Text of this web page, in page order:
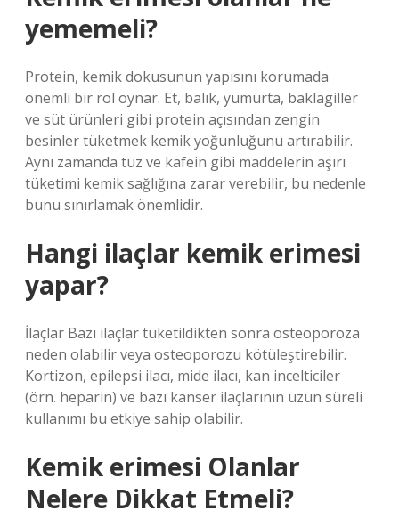
yememeli?
Protein, kemik dokusunun yapısını korumada
önemli bir rol oynar. Et, balık, yumurta, baklagiller
ve süt ürünleri gibi protein açısından zengin
besinler tüketmek kemik yoğunluğunu artırabilir.
Aynı zamanda tuz ve kafein gibi maddelerin aşırı
tüketimi kemik sağlığına zarar verebilir, bu nedenle
bunu sınırlamak önemlidir.
Hangi ilaçlar kemik erimesi
yapar?
İlaçlar Bazı ilaçlar tüketildikten sonra osteoporoza
neden olabilir veya osteoporozu kötüleştirebilir.
Kortizon, epilepsi ilacı, mide ilacı, kan incelticiler
(örn. heparin) ve bazı kanser ilaçlarının uzun süreli
kullanımı bu etkiye sahip olabilir.
Kemik erimesi Olanlar
Nelere Dikkat Etmeli?